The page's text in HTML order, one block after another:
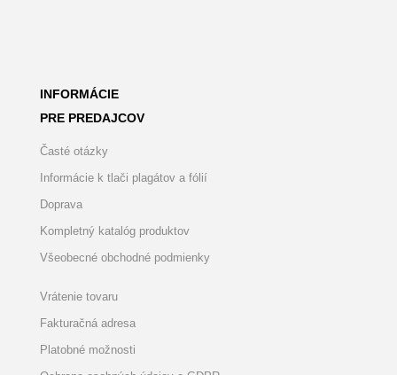
INFORMÁCIE
PRE PREDAJCOV
Časté otázky
Informácie k tlači plagátov a fólií
Doprava
Kompletný katalóg produktov
Všeobecné obchodné podmienky
Vrátenie tovaru
Fakturačná adresa
Platobné možnosti